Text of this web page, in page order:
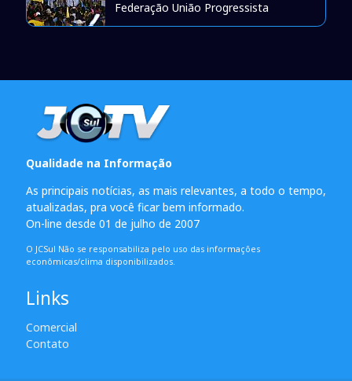
Federação União Progressista
Qualidade na Informação
As principais notícias, as mais relevantes, a todo o tempo,
atualizadas, pra você ficar bem informado.
On-line desde 01 de julho de 2007
O JCSul Não se responsabiliza pelo uso das informações
econômicas/clima disponibilizados.
Links
Comercial
Contato